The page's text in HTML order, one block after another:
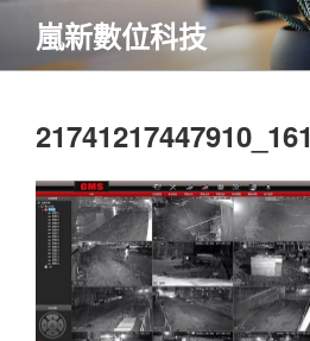
內
嵐新數位科技
21741217447910_161